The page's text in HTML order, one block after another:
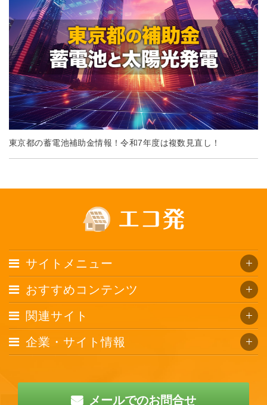
東京都の蓄電池補助金情報！令和7年度は複数見直し！
サイトメニュー
おすすめコンテンツ
関連サイト
企業・サイト情報
メールでのお問合せ